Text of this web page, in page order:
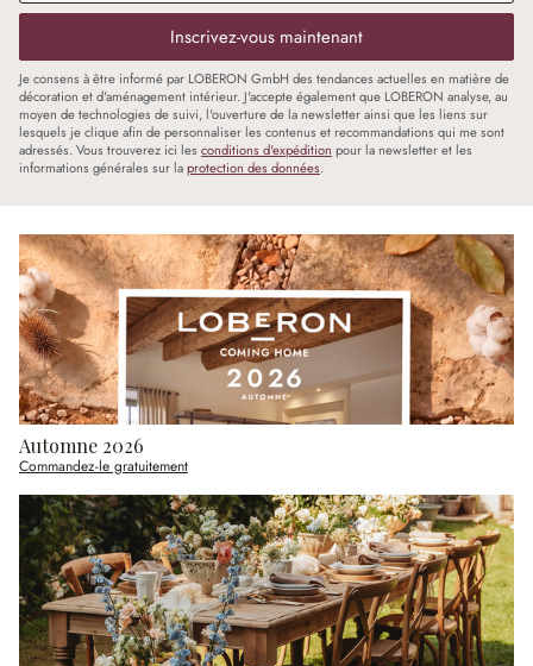
Inscrivez-vous maintenant
Je consens à être informé par LOBERON GmbH des tendances actuelles en matière de
décoration et d'aménagement intérieur. J'accepte également que LOBERON analyse, au
moyen de technologies de suivi, l'ouverture de la newsletter ainsi que les liens sur
lesquels je clique afin de personnaliser les contenus et recommandations qui me sont
adressés. Vous trouverez ici les conditions d'expédition pour la newsletter et les
informations générales sur laprotection des données.
Automne 2026
Commandez-le gratuitement